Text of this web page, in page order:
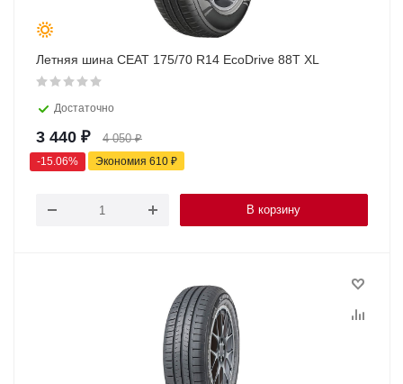
Летняя шина CEAT 175/70 R14 EcoDrive 88T XL
Достаточно
3 440 ₽ 4 050₽
-15.06% Экономия 610 ₽
В корзину